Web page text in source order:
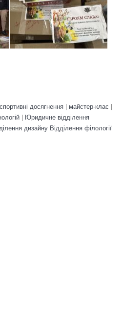
спортивні досягнення майстер-клас
Юридичне відділення
дизайну Відділення філології